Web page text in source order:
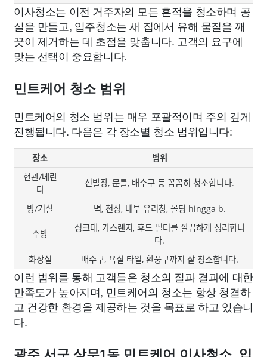
이사청소는 이전 거주자의 모든 흔적을 청소하며 공
실을 만들고, 입주청소는 새 집에서 유해 물질을 깨
끗이 제거하는 데 초점을 맞춥니다. 고객의 요구에
맞는 선택이 중요합니다.
민트케어 청소 범위
민트케어의 청소 범위는 매우 포괄적이며 주의 깊게
진행됩니다. 다음은 각 장소별 청소 범위입니다:
장소
범위
현관/베란
다
신발장, 문틀, 배수구 등 꼼꼼히 청소합니다.
방/거실 벽, 천장, 내부 유리창, 몰딩 hingga b.
주방
싱크대, 가스렌지, 후드 필터를 깔끔하게 정리합니
다.
화장실
배수구, 욕실 타일, 환풍구까지 잘 청소합니다.
이런 범위를 통해 고객들은 청소의 질과 결과에 대한
만족도가 높아지며, 민트케어의 청소는 항상 청결하
고 건강한 환경을 제공하는 것을 목표로 하고 있습니
다.